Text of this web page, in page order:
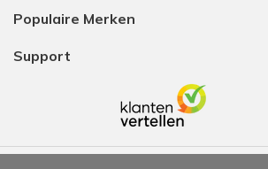
Populaire Merken
Support